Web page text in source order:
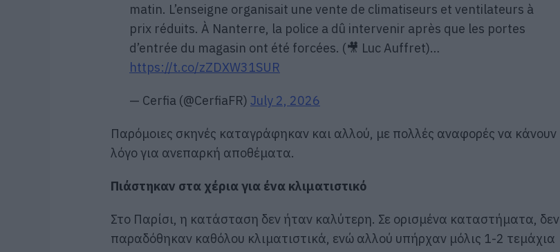
matin. L’enseigne organisait une vente de climatiseurs et ventilateurs à
prix réduits. À Nanterre, la police a dû intervenir après que les portes
d’entrée du magasin ont été forcées. (🎥 Luc Auffret)…
https://t.co/zZDXW31SUR
— Cerfia (@CerfiaFR) July 2, 2026
Παρόμοιες σκηνές καταγράφηκαν και αλλού, με πολλές αναφορές να κάνουν
λόγο για ανεπαρκή αποθέματα.
Πιάστηκαν στα χέρια για ένα κλιματιστικό
Στο Παρίσι, η κατάσταση δεν ήταν καλύτερη. Σε ορισμένα καταστήματα, δεν
παραδόθηκαν καθόλου κλιματιστικά, ενώ αλλού υπήρχαν μόλις 1-2 τεμάχια